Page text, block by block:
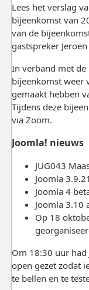
Lees het verslag
bijeenkomst van
van de
gastspreker
In verband met de
bijeenkomst weer
gemaakt hebben
Tijdens deze
via Zoom.
Joomla! nieuws
JUG043
Joomla
Joomla 4
Joomla 3.10
Op 18
Om 18:30 uur had
open gezet zodat
te bellen en te